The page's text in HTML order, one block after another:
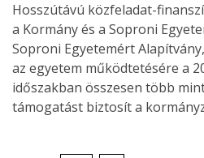
Hosszútávú közfeladat-
a Kormány és a Soproni
Soproni Egyetemért
az egyetem működtetésére a
időszakban összesen több
támogatást biztosít a